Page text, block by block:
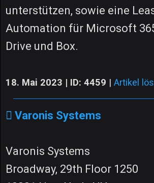
unterstützen, sowie eine
Automation für Microsoft
Drive und Box.
18. Mai 2023 | ID: 4459 | Artikel
Varonis Systems
Varonis Systems
Broadway, 29th Floor 1250